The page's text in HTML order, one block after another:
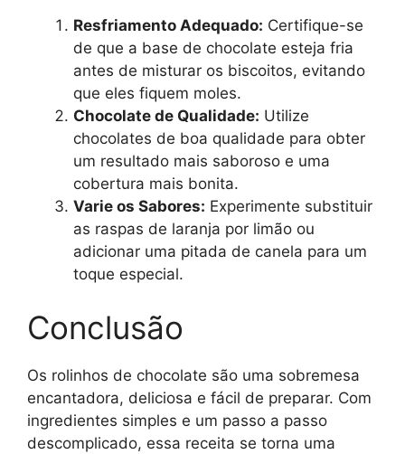
Resfriamento Adequado: Certifique-se
de que a base de chocolate esteja fria
antes de misturar os biscoitos, evitando
que eles fiquem moles.
Chocolate de Qualidade: Utilize
chocolates de boa qualidade para obter
um resultado mais saboroso e uma
cobertura mais bonita.
Varie os Sabores: Experimente substituir
as raspas de laranja por limão ou
adicionar uma pitada de canela para um
toque especial.
Conclusão
Os rolinhos de chocolate são uma sobremesa
encantadora, deliciosa e fácil de preparar. Com
ingredientes simples e um passo a passo
descomplicado, essa receita se torna uma